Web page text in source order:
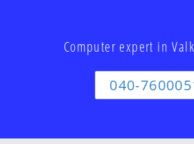
Computer expert in
040-